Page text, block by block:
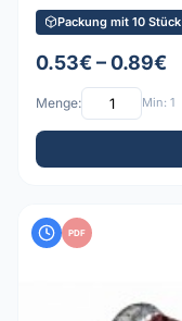
Packung mit 10 Stück
0.53€ – 0.89€
Menge: Min: 1
PDF